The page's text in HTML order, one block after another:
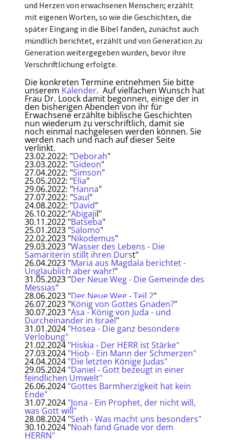
und Herzen von erwachsenen Menschen; erzählt
mit eigenen Worten, so wie die Geschichten, die
später Eingang in die Bibel fanden, zunächst auch
mündlich berichtet, erzählt und von Generation zu
Generation weitergegeben wurden, bevor ihre
Verschriftlichung erfolgte.
Die konkreten Termine entnehmen Sie bitte
unserem Kalender. Auf vielfachen Wunsch hat
Frau Dr. Loock damit begonnen, einige der in
den bisherigen Abenden von ihr für
Erwachsene erzählte biblische Geschichten
nun wiederum zu verschriftlich, damit sie
noch einmal nachgelesen werden können. Sie
werden nach und nach auf dieser Seite
verlinkt.
23.02.2022: "Deborah"
23.03.2022: "Gideon"
27.04.2022: "Simson"
25.05.2022: "Elia"
29.06.2022: "Hanna"
27.07.2022: "Saul"
24.08.2022: "David"
26.10.2022:"Abigajil"
30.11.2022 "Batseba"
25.01.2023 "Salomo"
22.02.2023 "Nikodemus"
29.03.2023 "Wasser des Lebens - Die
Samariterin stillt ihren Durst"
26.04.2023 "Maria aus Magdala berichtet -
Unglaublich aber wahr!"
31.05.2023 "Der Neue Weg - Die Gemeinde des
Messias"
28.06.2023 "Der Neue Weg - Teil 2"
26.07.2023 "König von Gottes Gnaden?"
30.07.2023 "Asa - König von Juda - und
Durcheinander in Israel"
31.01.2024 "Hosea - Die ganz besondere
Verlobung"
21.02.2024 "Hiskia - Der HERR ist Stärke"
27.03.2024 "Hiob - Ein Mann der Schmerzen"
24.04.2024 "Die letzten Könige Judas"
29.05.2024 "Daniel - Gott bezeugt in einer
feindlichen Umwelt"
26.06.2024 "Gottes Barmherzigkeit hat kein
Ende"
31.07.2024 "Jona - Ein Prophet, der nicht will,
was Gott will"
28.08.2024 "Seth - Was macht uns besonders"
30.10.2024 "Noah fand Gnade vor dem
HERRN"